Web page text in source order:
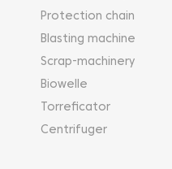
Protection chain
Blasting machine
Scrap-machinery
Biowelle
Torreficator
Centrifuger